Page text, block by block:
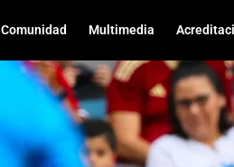
Comunidad Multimedia